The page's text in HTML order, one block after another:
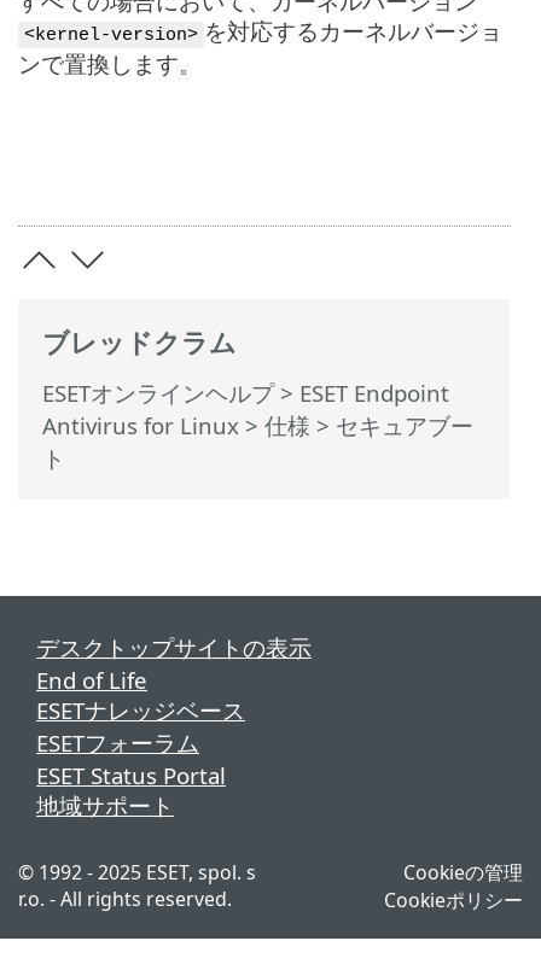
ブレッドクラム
ESETオンラインヘルプ> ESET Endpoint
Antivirus for Linux > 仕様 > セキュアブー
ト
<kernel-version> を対応するカーネルバージョ
ンで置換します。
デスクトップサイトの表示
End of Life
ESETナレッジベース
ESETフォーラム
ESET Status Portal
地域サポート
© 1992 - 2025 ESET, spol. s
r.o. - All rights reserved.
Cookieの管理
Cookieポリシー